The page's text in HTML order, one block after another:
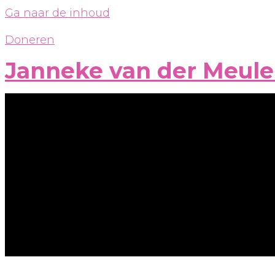
Ga naar de inhoud
Doneren
Janneke van der